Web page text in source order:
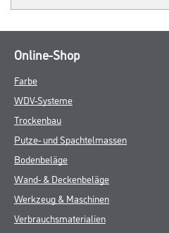
Online-Shop
Farbe
WDV-Systeme
Trockenbau
Putze- und Spachtelmassen
Bodenbeläge
Wand- & Deckenbeläge
Werkzeug & Maschinen
Verbrauchsmaterialien